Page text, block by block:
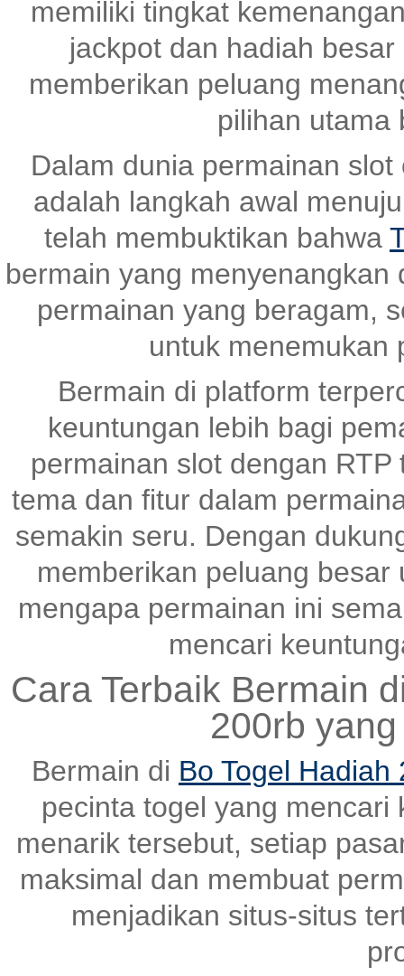
memiliki tingkat
jackpot dan hadiah
memberikan peluang
pilihan utama
Dalam dunia permainan
adalah langkah awal
telah membuktikan bahwa
bermain yang
permainan yang beragam,
untuk menemukan
Bermain di platform
keuntungan lebih bagi
permainan slot dengan
tema dan fitur dalam
semakin seru. Dengan
memberikan peluang
mengapa permainan ini
mencari
Cara Terbaik Bermain
200rb
Bermain di Bo Togel Hadiah
pecinta togel yang
menarik tersebut, setiap
maksimal dan membuat
menjadikan situs-situs